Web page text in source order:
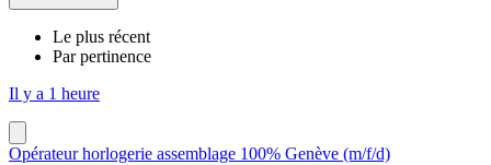
Le plus récent
Par pertinence
Il y a 1 heure
Opérateur horlogerie assemblage 100% Genève (m/f/d)